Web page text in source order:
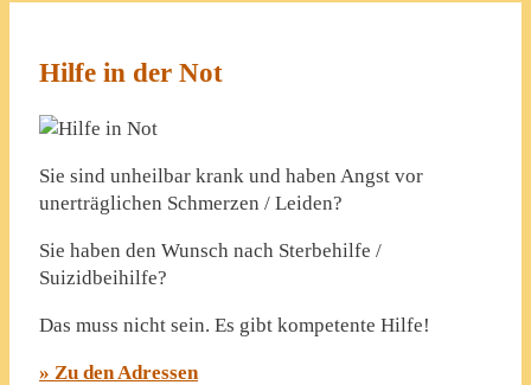
Hilfe in der Not
Sie sind unheilbar krank und haben Angst vor
unerträglichen Schmerzen / Leiden?
Sie haben den Wunsch nach Sterbehilfe /
Suizidbeihilfe?
Das muss nicht sein. Es gibt kompetente Hilfe!
» Zu den Adressen